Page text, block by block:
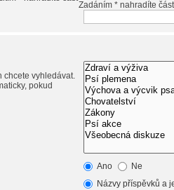
Zadáním * nahradíte
chcete vyhledávat.
pokud
Ano
Ne
Názvy příspěvků a